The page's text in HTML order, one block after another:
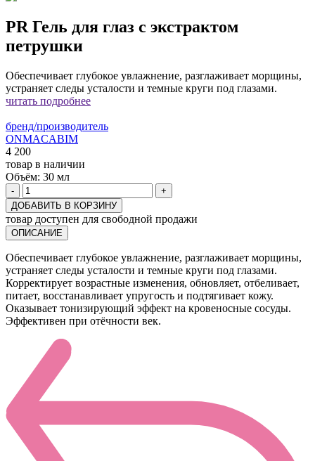
PR Гель для глаз с экстрактом
петрушки
Обеспечивает глубокое увлажнение, разглаживает морщины,
устраняет следы усталости и темные круги под глазами.
читать подробнее
бренд/производитель
ONMACABIM
4 200
товар в наличии
Объём: 30 мл
-
+
ДОБАВИТЬ В КОРЗИНУ
товар доступен для свободной продажи
ОПИСАНИЕ
Обеспечивает глубокое увлажнение, разглаживает морщины,
устраняет следы усталости и темные круги под глазами.
Корректирует возрастные изменения, обновляет, отбеливает,
питает, восстанавливает упругость и подтягивает кожу.
Оказывает тонизирующий эффект на кровеносные сосуды.
Эффективен при отёчности век.